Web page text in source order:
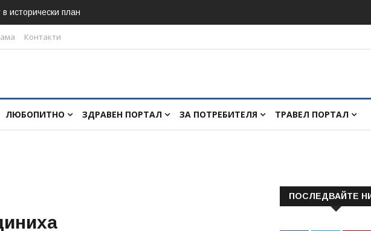
исторически план
Контакти
ЛЮБОПИТНО ЗДРАВЕН ПОРТАЛ ЗА ПОТРЕБИТЕЛЯ ТРАВЕЛ ПОРТАЛ
ПОСЛЕДВАЙТЕ